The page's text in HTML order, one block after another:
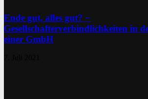
Ende gut, alles gut? −
Gesellschafterverbindlichkeiten in
einer GmbH